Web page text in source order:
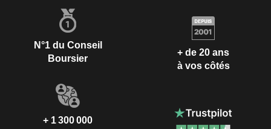
N°1 du Conseil
Boursier
+ de 20 ans
à vos côtés
+ 1 300 000